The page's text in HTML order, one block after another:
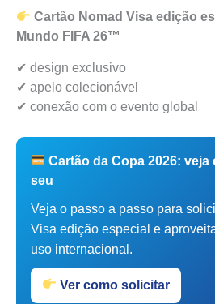
Cartão Nomad Visa edição
Mundo FIFA 26™
✔ design exclusivo
✔ apelo colecionável
✔ conexão com o evento global
Cartão da Copa 2026:
seu
Veja o passo a passo para
Visa edição especial e
uso internacional.
Ver como solicitar